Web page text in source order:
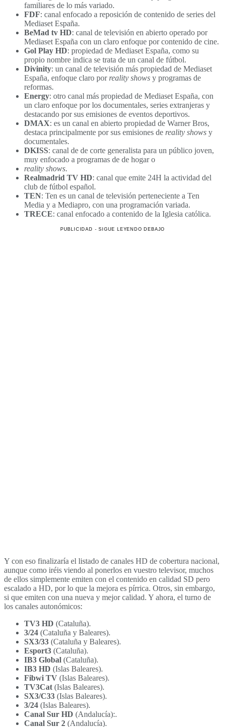
familiares de lo más variado.
FDF: canal enfocado a reposición de contenido de series del
Mediaset España.
BeMad tv HD: canal de televisión en abierto operado por
Mediaset España con un claro enfoque por contenido de cine.
Gol Play HD: propiedad de Mediaset España, como su
propio nombre indica se trata de un canal de fútbol.
Divinity: un canal de televisión más propiedad de Mediaset
España, enfoque claro por reality shows y programas de
reformas.
Energy: otro canal más propiedad de Mediaset España, con
un claro enfoque por los documentales, series extranjeras y
destacando por sus emisiones de eventos deportivos.
DMAX: es un canal en abierto propiedad de Warner Bros,
destaca principalmente por sus emisiones de reality shows y
documentales.
DKISS: canal de de corte generalista para un público joven,
muy enfocado a programas de de hogar o
reality shows.
Realmadrid TV HD: canal que emite 24H la actividad del
club de fútbol español.
TEN: Ten es un canal de televisión perteneciente a Ten
Media y a Mediapro, con una programación variada.
TRECE: canal enfocado a contenido de la Iglesia católica.
Y con eso finalizaría el listado de canales HD de cobertura nacional,
aunque como iréis viendo al ponerlos en vuestro televisor, muchos
de ellos simplemente emiten con el contenido en calidad SD pero
escalado a HD, por lo que la mejora es pírrica. Otros, sin embargo,
si que emiten con una nueva y mejor calidad. Y ahora, el turno de
los canales autonómicos:
TV3 HD (Cataluña).
3/24 (Cataluña y Baleares).
SX3/33 (Cataluña y Baleares).
Esport3 (Cataluña).
IB3 Global (Cataluña).
IB3 HD (Islas Baleares).
Fibwi TV (Islas Baleares).
TV3Cat (Islas Baleares).
SX3/C33 (Islas Baleares).
3/24 (Islas Baleares).
Canal Sur HD (Andalucía):.
Canal Sur 2 (Andalucía).